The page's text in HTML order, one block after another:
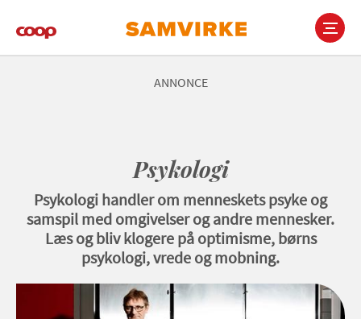
ANNONCE
Psykologi
Psykologi handler om menneskets psyke og
samspil med omgivelser og andre mennesker.
Læs og bliv klogere på optimisme, børns
psykologi, vrede og mobning.